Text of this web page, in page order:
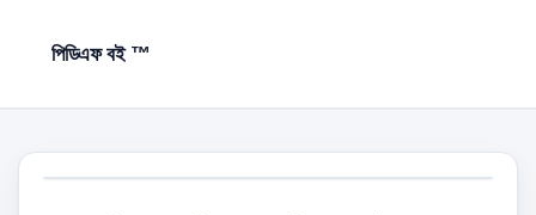
পিডিএফ বই ™